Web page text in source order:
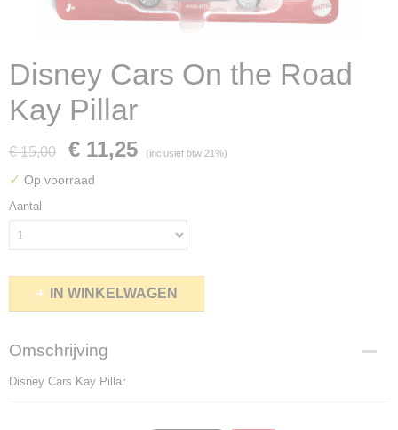
Disney Cars On the Road
Kay Pillar
€ 15,00 € 11,25 (inclusief btw 21%)
✓ Op voorraad
Aantal
IN WINKELWAGEN
Omschrijving
Disney Cars Kay Pillar